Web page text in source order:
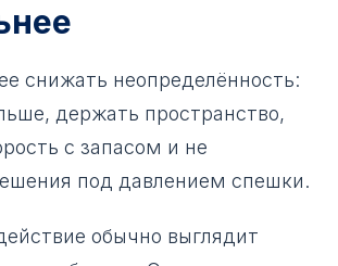
снижать неопределённость:
держать пространство,
с запасом и не
под давлением спешки.
обычно выглядит